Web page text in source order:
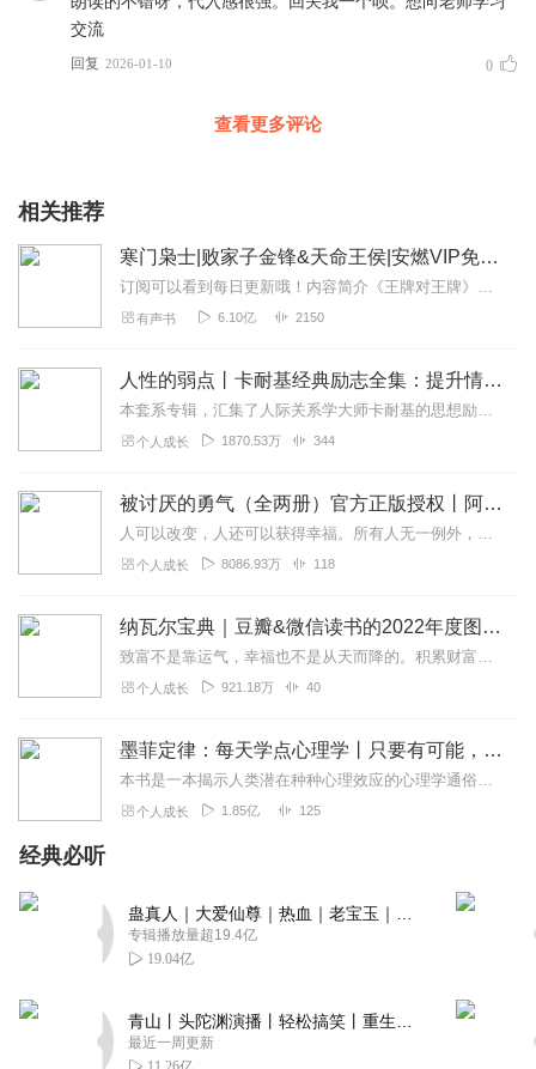
交流
回复 2026-01-10 0
查看更多评论
相关推荐
寒门枭士|败家子金锋&天命王侯|安燃VIP免费有声小说
订阅可以看到每日更新哦！内容简介《王牌对王牌》推荐！突然穿越到了古代，饭都吃不饱怎么办？什么，男人快被打完了，官府发了个漂亮老婆，明年必须生孩子？什么，外族又...
有声书 6.10亿 2150
人性的弱点丨卡耐基经典励志全集：提升情商和沟通技巧
本套系专辑，汇集了人际关系学大师卡耐基的思想励志精华，收录《人性的弱点》《人性的优点》《语言的突破》《美好的人生》《快乐的人生》等所有经典！是卡耐基的经典合辑，...
个人成长 1870.53万 344
被讨厌的勇气（全两册）官方正版授权丨阿德勒心理学畅销经典｜幸福的勇气
人可以改变，人还可以获得幸福。所有人无一例外，都能如此。——阿德勒心理学一名深陷自卑、无能与不幸福的青年，听到了一名哲人主张的“世界无比单纯，人人都能幸福”便来...
个人成长 8086.93万 118
纳瓦尔宝典｜豆瓣&微信读书的2022年度图书|从白手起家到财务自由
致富不是靠运气，幸福也不是从天而降的。积累财富和幸福生活是我们可以学习的技能。这本书收集整理了硅谷投资人纳瓦尔在过去十年里通过推特、播客和采访等方式分享的人生智...
个人成长 921.18万 40
墨菲定律：每天学点心理学丨只要有可能，就一定会发生
本书是一本揭示人类潜在种种心理效应的心理学通俗读物，其中最有代表性的即“墨菲定律”。与此同时，从自我认知、经济管理等方面入手，作者引出了数十条对现代人工作和生活...
个人成长 1.85亿 125
经典必听
专辑播放量超19.4亿
19.04亿
最近一周更新